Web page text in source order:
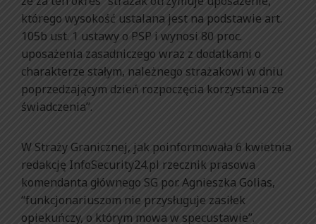
którego wysokość ustalana jest na podstawie art.
105b ust. 1 ustawy o PSP i wynosi 80 proc.
uposażenia zasadniczego wraz z dodatkami o
charakterze stałym, należnego strażakowi w dniu
poprzedzającym dzień rozpoczęcia korzystania ze
świadczenia”.
W Straży Granicznej, jak poinformowała 6 kwietnia
redakcję InfoSecurity24.pl rzecznik prasowa
komendanta głównego SG por. Agnieszka Golias,
“funkcjonariuszom nie przysługuje zasiłek
opiekuńczy, o którym mowa w specustawie”.